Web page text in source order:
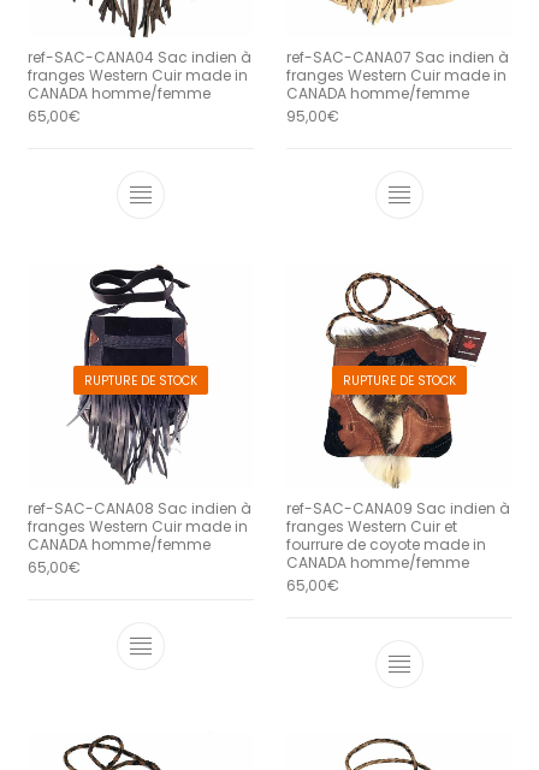
ref-SAC-CANA04 Sac indien à
franges Western Cuir made in
CANADA homme/femme
65,00€
ref-SAC-CANA07 Sac indien à
franges Western Cuir made in
CANADA homme/femme
95,00€
RUPTURE DE STOCK
ref-SAC-CANA08 Sac indien à
franges Western Cuir made in
CANADA homme/femme
65,00€
RUPTURE DE STOCK
ref-SAC-CANA09 Sac indien à
franges Western Cuir et
fourrure de coyote made in
CANADA homme/femme
65,00€